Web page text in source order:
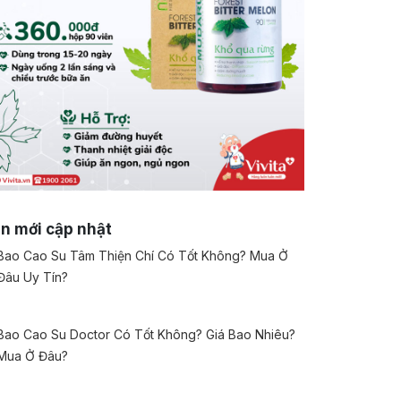
mới cập nhật
Cao Su Tâm Thiện Chí Có Tốt Không? Mua Ở
Uy Tín?
Cao Su Doctor Có Tốt Không? Giá Bao Nhiêu?
Ở Đâu?